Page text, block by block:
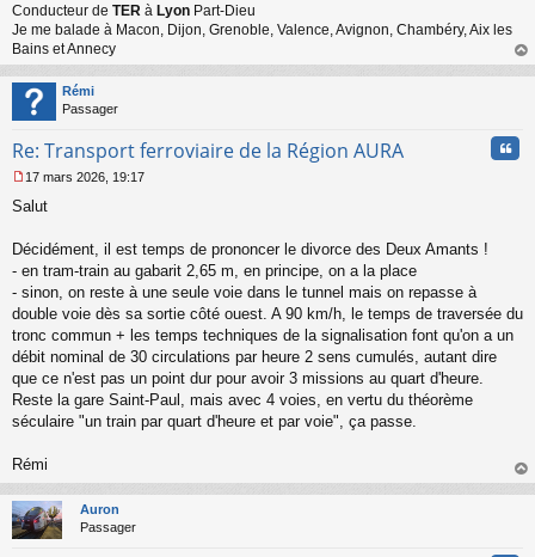
e
n
o
n
l
u
Conducteur de TER à Lyon Part-Dieu
Je me balade à Macon, Dijon, Grenoble, Valence, Avignon, Chambéry, Aix les
Bains et Annecy
au
Rémi
Passager
Re: Transport ferroviaire de la Région AURA
e
s
g
e
n
o
n
u
17 mars 2026, 19:17
Salut
Décidément, il est temps de prononcer le divorce des Deux Amants !
- en tram-train au gabarit 2,65 m, en principe, on a la place
- sinon, on reste à une seule voie dans le tunnel mais on repasse à
double voie dès sa sortie côté ouest. A 90 km/h, le temps de traversée du
tronc commun + les temps techniques de la signalisation font qu'on a un
débit nominal de 30 circulations par heure 2 sens cumulés, autant dire
que ce n'est pas un point dur pour avoir 3 missions au quart d'heure.
Reste la gare Saint-Paul, mais avec 4 voies, en vertu du théorème
séculaire "un train par quart d'heure et par voie", ça passe.
Rémi
au
Auron
Passager